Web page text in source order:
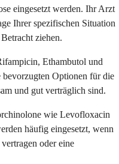
eingesetzt werden. Ihr Arzt
Ihrer spezifischen Situation
ziehen.
Ethambutol und
Optionen für die
und gut verträglich sind.
wie Levofloxacin
häufig eingesetzt, wenn
oder eine